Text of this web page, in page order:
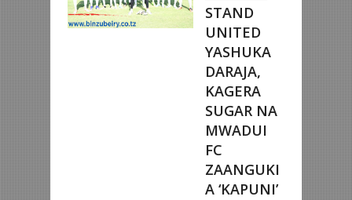
STAND
UNITED
YASHUKA
DARAJA,
KAGERA
SUGAR NA
MWADUI
FC
ZAANGUKI
A ‘KAPUNI’